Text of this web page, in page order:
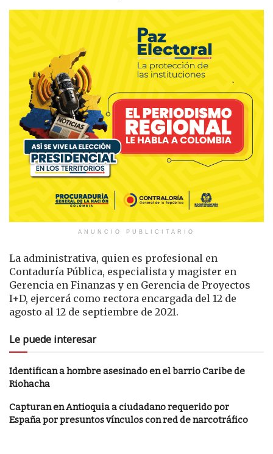
ANUNCIO PUBLICITARIO
La administrativa, quien es profesional en
Contaduría Pública, especialista y magister en
Gerencia en Finanzas y en Gerencia de Proyectos
I+D, ejercerá como rectora encargada del 12 de
agosto al 12 de septiembre de 2021.
Le puede interesar
Identifican a hombre asesinado en el barrio Caribe de
Riohacha
Capturan en Antioquia a ciudadano requerido por
España por presuntos vínculos con red de narcotráfico